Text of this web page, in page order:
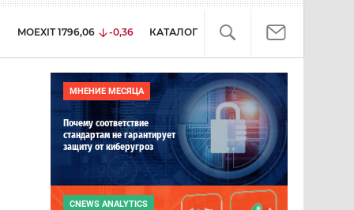
MOEXIT 1796,06 -0,36 КАТАЛОГ
МНЕНИЕ МЕСЯЦА
Почему соответствие
стандартам не гарантирует
защиту от киберугроз
CNEWS ANALYTICS